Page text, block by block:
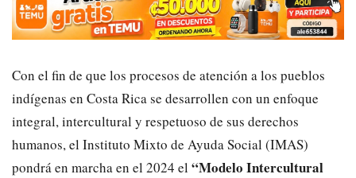
Con el fin de que los procesos de atención a los pueblos
indígenas en Costa Rica se desarrollen con un enfoque
integral, intercultural y respetuoso de sus derechos
humanos, el Instituto Mixto de Ayuda Social (IMAS)
pondrá en marcha en el 2024 el “Modelo Intercultural